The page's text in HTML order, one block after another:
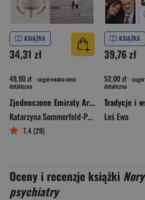
KSIĄŻKA
34,31 zł
49,90 zł - sugerowana cena
detaliczna
Zjednoczone Emiraty Arabskie. Codzienność, której nie widać na zdjęciach
Katarzyna Sommerfeld-Pluta
7,4 (29)
KSIĄŻKA
39,76 zł
52,00 zł -
detaliczna
Leś Ewa
Oceny i recenzje książki
psychiatry